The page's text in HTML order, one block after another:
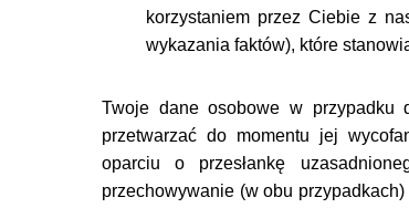
korzystaniem przez Ciebie z
wykazania faktów), które
Twoje dane osobowe w przypadku
przetwarzać do momentu jej
oparciu o przesłankę
przechowywanie (w obu